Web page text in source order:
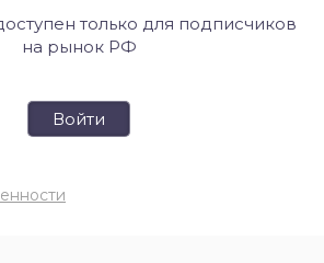
только для подписчиков
на рынок РФ
Войти